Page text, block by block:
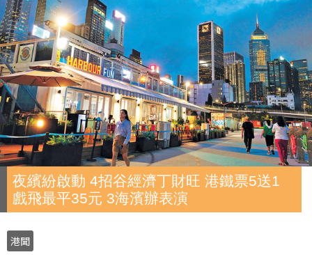
夜繽紛啟動 4招谷經濟丁財旺 港鐵票5送1
戲飛最平35元 3海濱辦表演
港聞